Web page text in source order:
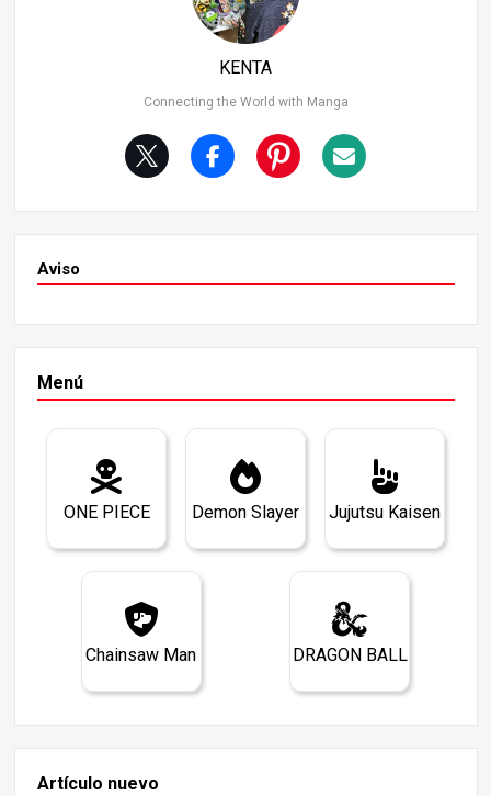
KENTA
Connecting the World with Manga
Aviso
Menú
ONE PIECE Demon Slayer Jujutsu Kaisen
Chainsaw Man DRAGON BALL
Artículo nuevo